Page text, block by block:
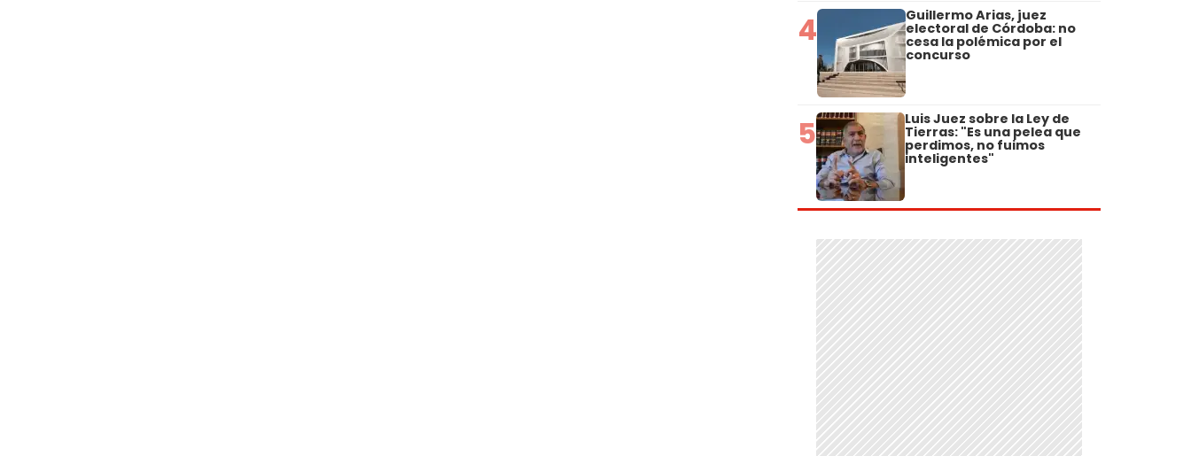
4 Guillermo Arias, juez
electoral de Córdoba: no
cesa la polémica por el
concurso
5 Luis Juez sobre la Ley de
Tierras: "Es una pelea que
perdimos, no fuimos
inteligentes"